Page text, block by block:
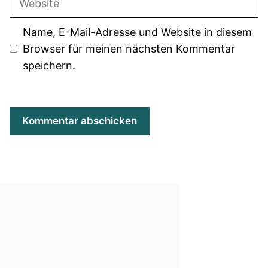
Name, E-Mail-Adresse und Website in diesem
Browser für meinen nächsten Kommentar
speichern.